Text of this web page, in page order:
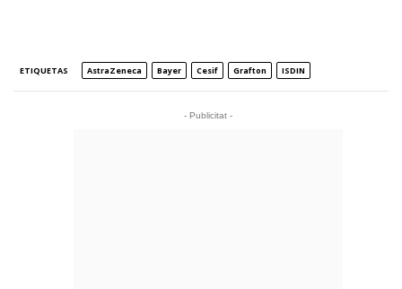
ETIQUETAS AstraZeneca Bayer Cesif Grafton ISDIN
- Publicitat -